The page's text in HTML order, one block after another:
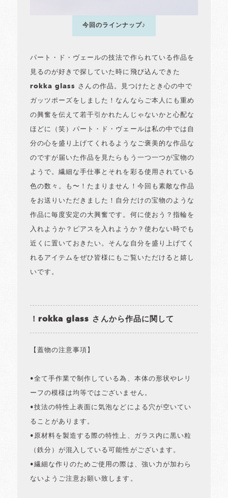
今回のラインナップ♪
パート・ド・ヴェールの技法で作られている作品を
見るのが好きで探していた時に飛び込んできた
rokka glass さんの作品。見つけたとき心の中で
ガッツポーズをしました！なんならご本人にも重め
の興奮を伝えて若干引かれたんじゃないかと心配な
ほどに（笑）パート・ド・ヴェールは私の中では自
分の心を盛り上げてくれるようなご褒美的な作品な
のですが届いた作品を見たらもう一つ一つが宝物の
ようで。繊細な手仕事とそれを彩る使用されている
色の数々。も〜！たまりません！今回も素敵な作品
をお送りいただきました！自分だけの宝物のような
作品に毎度安定の大興奮です。何に使おう？指輪を
入れようか？ピアスを入れようか？使わない時でも
近くに置いておきたい。そんな自分を盛り上げてく
れるアイテムをぜひ皆様にもご覧いただけると嬉し
いです。
！rokka glass さんから作品に関して
【蓋物の注意事項】
•全て手作業で制作している為、本体の形状やレリ
ーフの模様は均等ではございません。
•技法の特性上表面に気泡などによる穴が空いてい
ることがあります。
•原材料を製造する際の特性上、ガラス内に黒い粒
（鉄分）が混入している可能性がございます。
•繊細な作りのためご使用の際は、強い力が加わら
ないようご注意お願い致します。